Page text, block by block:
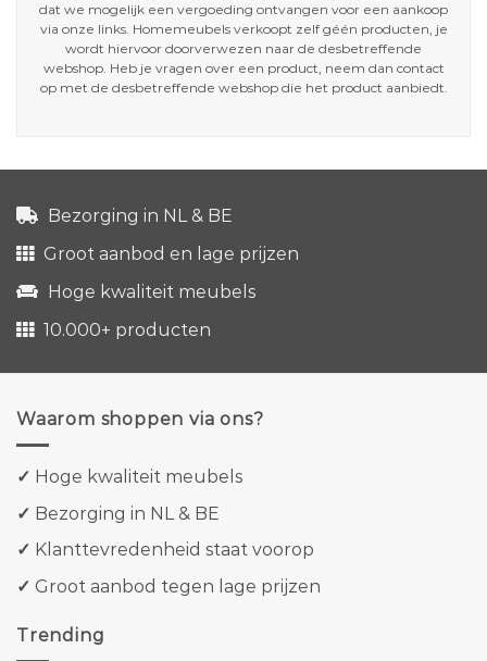
dat we mogelijk een vergoeding ontvangen voor een aankoop
via onze links. Homemeubels verkoopt zelf géén producten, je
wordt hiervoor doorverwezen naar de desbetreffende
webshop. Heb je vragen over een product, neem dan contact
op met de desbetreffende webshop die het product aanbiedt.
Bezorging in NL & BE
Groot aanbod en lage prijzen
Hoge kwaliteit meubels
10.000+ producten
Waarom shoppen via ons?
✓ Hoge kwaliteit meubels
✓ Bezorging in NL & BE
✓ Klanttevredenheid staat voorop
✓ Groot aanbod tegen lage prijzen
Trending